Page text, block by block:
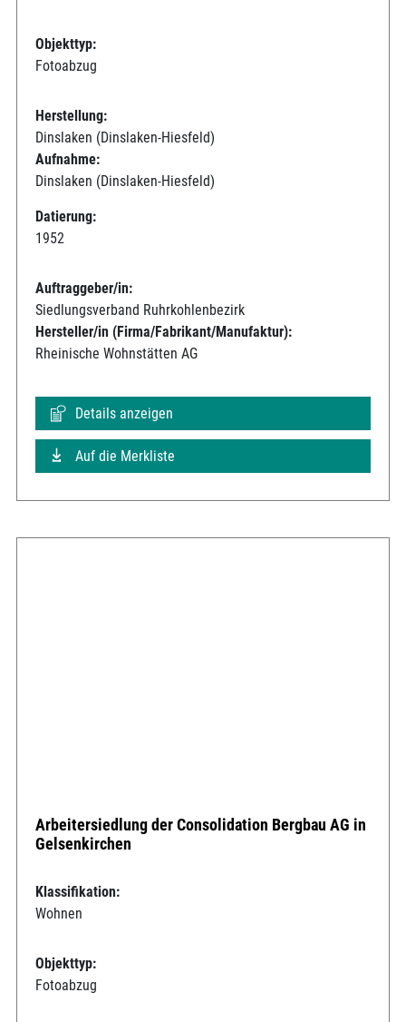
Objekttyp:
Fotoabzug
Herstellung:
Dinslaken (Dinslaken-Hiesfeld)
Aufnahme:
Dinslaken (Dinslaken-Hiesfeld)
Datierung:
1952
Auftraggeber/in:
Siedlungsverband Ruhrkohlenbezirk
Hersteller/in (Firma/Fabrikant/Manufaktur):
Rheinische Wohnstätten AG
Details anzeigen
Auf die Merkliste
Arbeitersiedlung der Consolidation Bergbau AG in
Gelsenkirchen
Klassifikation:
Wohnen
Objekttyp:
Fotoabzug